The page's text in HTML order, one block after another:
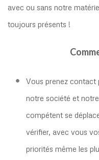
avec ou sans notre
toujours présents !
Vous prenez contact
notre société et
compétent se
vérifier, avec vous
priorités même les